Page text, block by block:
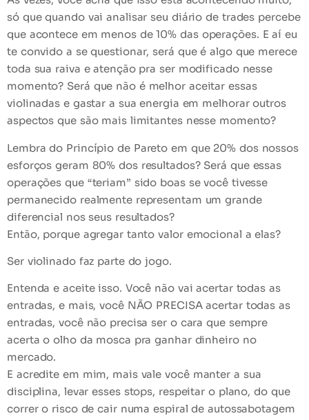
só que quando vai analisar seu diário de trades percebe
que acontece em menos de 10% das operações. E aí eu
te convido a se questionar, será que é algo que merece
toda sua raiva e atenção pra ser modificado nesse
momento? Será que não é melhor aceitar essas
violinadas e gastar a sua energia em melhorar outros
aspectos que são mais limitantes nesse momento?
Lembra do Princípio de Pareto em que 20% dos nossos
esforços geram 80% dos resultados? Será que essas
operações que “teriam” sido boas se você tivesse
permanecido realmente representam um grande
diferencial nos seus resultados?
Então, porque agregar tantovalor emocional a elas?
Ser violinado faz parte do jogo.
Entenda e aceite isso. Você não vai acertar todas as
entradas, e mais, você NÃO PRECISA acertar todas as
entradas, você não precisa ser o cara que sempre
acerta o olho da mosca pra ganhar dinheiro no
mercado.
E acredite em mim, mais vale você manter a sua
disciplina, levar esses stops, respeitar o plano, do que
correr o risco de cair numa espiral de autossabotagem